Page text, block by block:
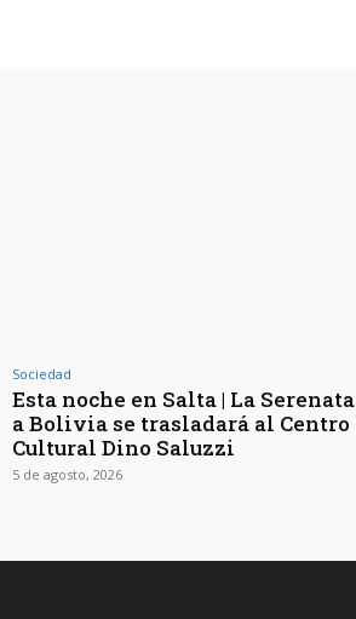
Sociedad
Esta noche en Salta | La Serenata
a Bolivia se trasladará al Centro
Cultural Dino Saluzzi
5 de agosto, 2026